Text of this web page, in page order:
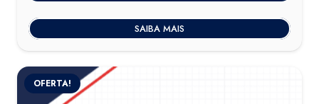
SAIBA MAIS
OFERTA!